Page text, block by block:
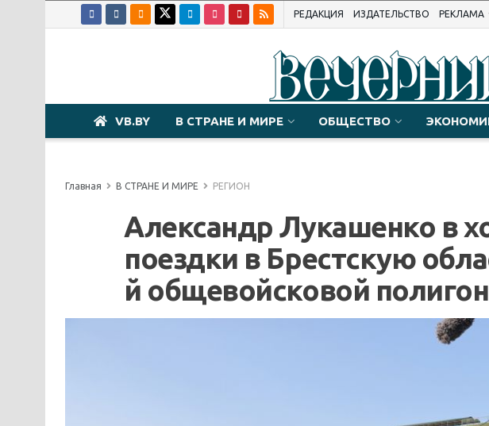
РЕДАКЦИЯ ИЗДАТЕЛЬСТВО РЕКЛАМА
VB.BY В СТРАНЕ И МИРЕ ОБЩЕСТВО
Главная В СТРАНЕ И МИРЕ РЕГИОН
Александр Лукашенко в
поездки в Брестскую
й общевойсковой